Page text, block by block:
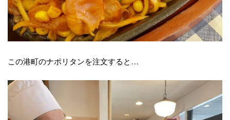
この港町のナポリタンを注文すると…